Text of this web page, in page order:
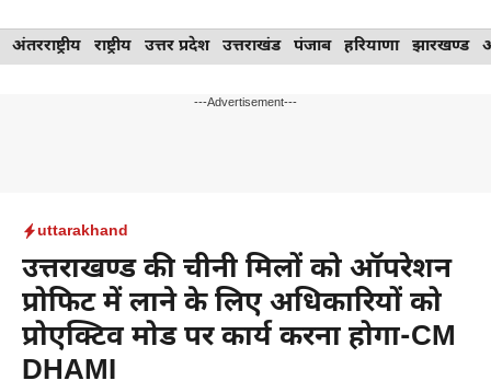
Skip
to
अंतरराष्ट्रीय राष्ट्रीय उत्तर प्रदेश उत्तराखंड पंजाब हरियाणा झारखण्ड
---Advertisement---
uttarakhand
उत्तराखण्ड की चीनी मिलों को ऑपरेशन
प्रोफिट में लाने के लिए अधिकारियों को
प्रोएक्टिव मोड पर कार्य करना होगा-CM
DHAMI